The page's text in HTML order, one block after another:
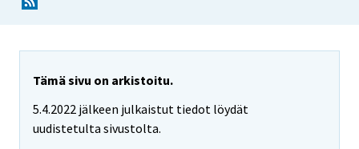
Tämä sivu on arkistoitu.
5.4.2022 jälkeen julkaistut tiedot löydät
uudistetulta sivustolta.